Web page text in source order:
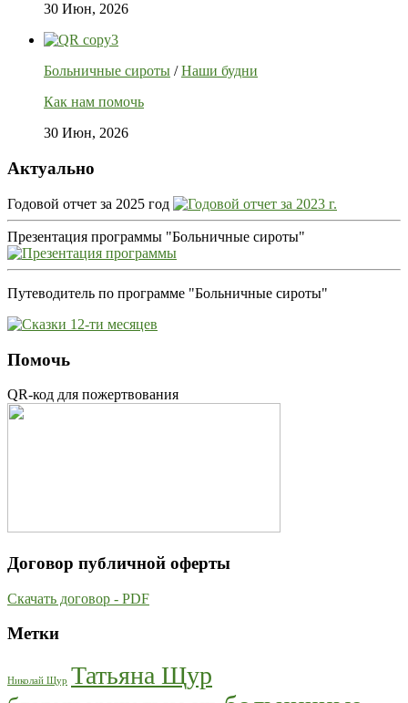
30 Июн, 2026
Больничные сироты /Наши будни
Как нам помочь
30 Июн, 2026
Актуально
Годовой отчет за 2025 год
Презентация программы "Больничные сироты"
Путеводитель по программе "Больничные сироты"
Помочь
QR-код для пожертвования
Договор публичной оферты
Скачать договор - PDF
Метки
Николай Щур Татьяна Щур